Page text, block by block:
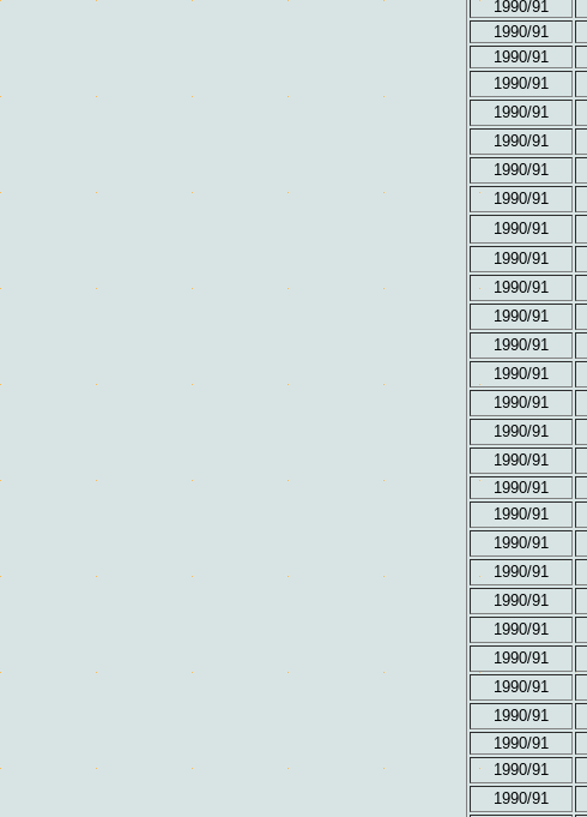
1990/91
1990/91
1990/91
1990/91
1990/91
1990/91
1990/91
1990/91
1990/91
1990/91
1990/91
1990/91
1990/91
1990/91
1990/91
1990/91
1990/91
1990/91
1990/91
1990/91
1990/91
1990/91
1990/91
1990/91
1990/91
1990/91
1990/91
1990/91
1990/91